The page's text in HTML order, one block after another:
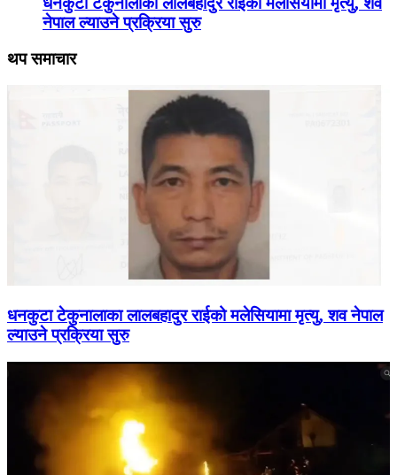
नेपाल ल्याउने प्रक्रिया सुरु
थप समाचार
धनकुटा टेकुनालाका लालबहादुर राईको मलेसियामा मृत्यु, शव नेपाल
ल्याउने प्रक्रिया सुरु